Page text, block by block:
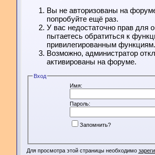
Вы не авторизованы на
попробуйте ещё раз.
У вас недостаточно прав для
пытаетесь обратиться к
привилегированным функциям.
Возможно, администратор
активированы на форуме.
Вход
Имя:
Пароль:
Запомнить?
Для просмотра этой страницы необходимо